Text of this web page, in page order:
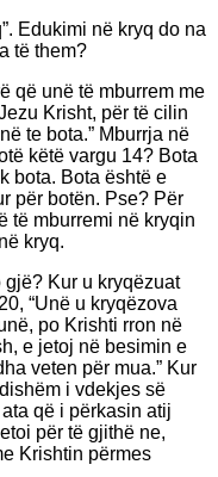
Edukimi në kryq do na
të them?
që unë të mburrem me
Krisht, për të cilin
te bota.” Mburrja në
këtë vargu 14? Bota
bota. Bota është e
për botën. Pse? Për
të mburremi në kryqin
kryq.
Kur u kryqëzuat
“Unë u kryqëzova
po Krishti rron në
e jetoj në besimin e
veten për mua.” Kur
i vdekjes së
që i përkasin atij
për të gjithë ne,
Krishtin përmes